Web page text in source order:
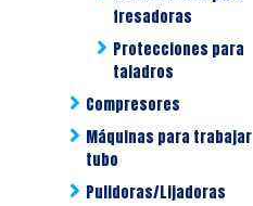
fresadoras
Protecciones para
taladros
Compresores
Máquinas para trabajar
tubo
Pulidoras/Lijadoras